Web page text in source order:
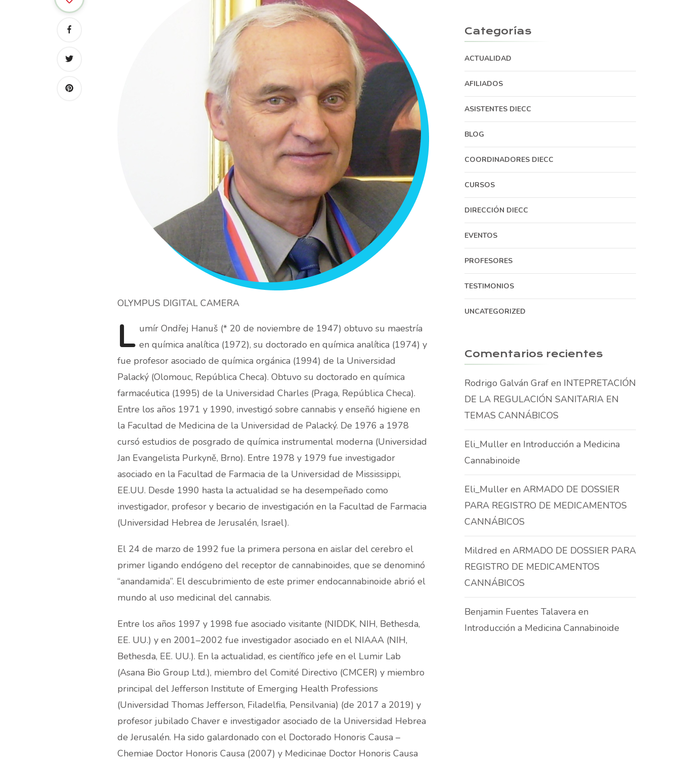
OLYMPUS DIGITAL CAMERA
L umír Ondřej Hanuš (* 20 de noviembre de 1947) obtuvo su maestría
en química analítica (1972), su doctorado en química analítica (1974) y
fue profesor asociado de química orgánica (1994) de la Universidad
Palacký (Olomouc, República Checa). Obtuvo su doctorado en química
farmacéutica (1995) de la Universidad Charles (Praga, República Checa).
Entre los años 1971 y 1990, investigó sobre cannabis y enseñó higiene en
la Facultad de Medicina de la Universidad de Palacký. De 1976 a 1978
cursó estudios de posgrado de química instrumental moderna (Universidad
Jan Evangelista Purkyně, Brno). Entre 1978 y 1979 fue investigador
asociado en la Facultad de Farmacia de la Universidad de Mississippi,
EE.UU. Desde 1990 hasta la actualidad se ha desempeñado como
investigador, profesor y becario de investigación en la Facultad de Farmacia
(Universidad Hebrea de Jerusalén, Israel).
El 24 de marzo de 1992 fue la primera persona en aislar del cerebro el
primer ligando endógeno del receptor de cannabinoides, que se denominó
“anandamida”. El descubrimiento de este primer endocannabinoide abrió el
mundo al uso medicinal del cannabis.
Entre los años 1997 y 1998 fue asociado visitante (NIDDK, NIH, Bethesda,
EE. UU.) y en 2001–2002 fue investigador asociado en el NIAAA (NIH,
Bethesda, EE. UU.). En la actualidad, es científico jefe en el Lumir Lab
(Asana Bio Group Ltd.), miembro del Comité Directivo (CMCER) y miembro
principal del Jefferson Institute of Emerging Health Professions
(Universidad Thomas Jefferson, Filadelfia, Pensilvania) (de 2017 a 2019) y
profesor jubilado Chaver e investigador asociado de la Universidad Hebrea
de Jerusalén. Ha sido galardonado con el Doctorado Honoris Causa –
Chemiae Doctor Honoris Causa (2007) y Medicinae Doctor Honoris Causa
Categorías
ACTUALIDAD
AFILIADOS
ASISTENTES DIECC
BLOG
COORDINADORES DIECC
CURSOS
DIRECCIÓN DIECC
EVENTOS
PROFESORES
TESTIMONIOS
UNCATEGORIZED
Comentarios recientes
Rodrigo Galván Grafen INTEPRETACIÓN
DE LA REGULACIÓN SANITARIA EN
TEMAS CANNÁBICOS
Eli_Mulleren Introducción a Medicina
Cannabinoide
Eli_Mulleren ARMADO DE DOSSIER
PARA REGISTRO DE MEDICAMENTOS
CANNÁBICOS
Mildred en ARMADO DE DOSSIER PARA
REGISTRO DE MEDICAMENTOS
CANNÁBICOS
Benjamin Fuentes Talaveraen
Introducción a Medicina Cannabinoide